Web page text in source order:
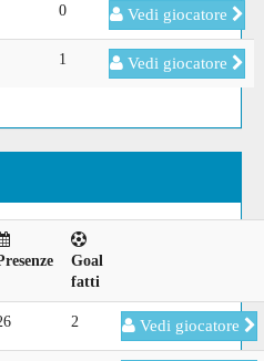
0 Vedi giocatore
1 Vedi giocatore
Goal
fatti
2 Vedi giocatore